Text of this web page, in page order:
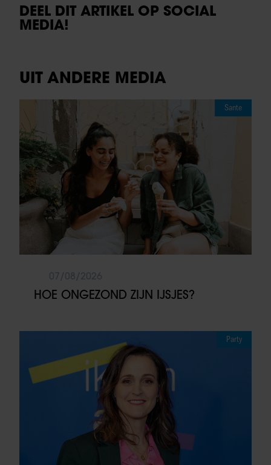
DEEL DIT ARTIKEL OP SOCIAL
MEDIA!
UIT ANDERE MEDIA
Sante
HOE ONGEZOND ZIJN IJSJES?
Party